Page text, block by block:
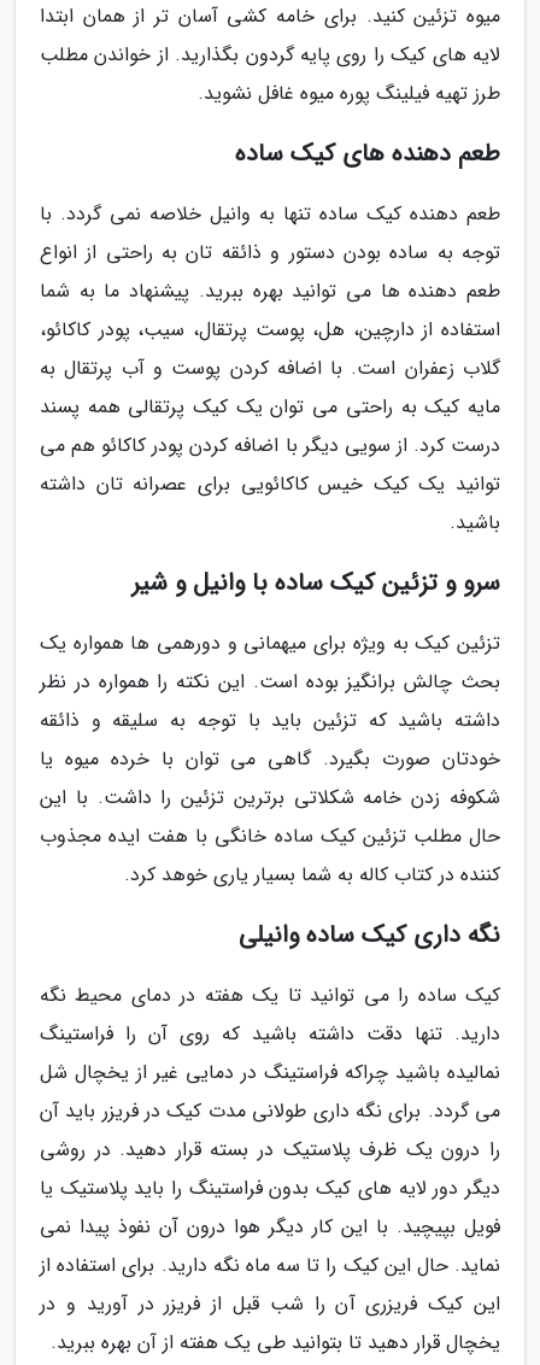
میوه تزئین کنید. برای خامه کشی آسان تر از همان ابتدا
لایه های کیک را روی پایه گردون بگذارید. از خواندن مطلب
طرز تهیه فیلینگ پوره میوه غافل نشوید.
طعم دهنده های کیک ساده
طعم دهنده کیک ساده تنها به وانیل خلاصه نمی گردد. با
توجه به ساده بودن دستور و ذائقه تان به راحتی از انواع
طعم دهنده ها می توانید بهره ببرید. پیشنهاد ما به شما
استفاده از دارچین، هل، پوست پرتقال، سیب، پودر کاکائو،
گلاب زعفران است. با اضافه کردن پوست و آب پرتقال به
مایه کیک به راحتی می توان یک کیک پرتقالی همه پسند
درست کرد. از سویی دیگر با اضافه کردن پودر کاکائو هم می
توانید یک کیک خیس کاکائویی برای عصرانه تان داشته
باشید.
سرو و تزئین کیک ساده با وانیل و شیر
تزئین کیک به ویژه برای میهمانی و دورهمی ها همواره یک
بحث چالش برانگیز بوده است. این نکته را همواره در نظر
داشته باشید که تزئین باید با توجه به سلیقه و ذائقه
خودتان صورت بگیرد. گاهی می توان با خرده میوه یا
شکوفه زدن خامه شکلاتی برترین تزئین را داشت. با این
حال مطلب تزئین کیک ساده خانگی با هفت ایده مجذوب
کننده در کتاب کاله به شما بسیار یاری خوهد کرد.
نگه داری کیک ساده وانیلی
کیک ساده را می توانید تا یک هفته در دمای محیط نگه
دارید. تنها دقت داشته باشید که روی آن را فراستینگ
نمالیده باشید چراکه فراستینگ در دمایی غیر از یخچال شل
می گردد. برای نگه داری طولانی مدت کیک در فریزر باید آن
را درون یک ظرف پلاستیک در بسته قرار دهید. در روشی
دیگر دور لایه های کیک بدون فراستینگ را باید پلاستیک یا
فویل بپیچید. با این کار دیگر هوا درون آن نفوذ پیدا نمی
نماید. حال این کیک را تا سه ماه نگه دارید. برای استفاده از
این کیک فریزری آن را شب قبل از فریزر در آورید و در
یخچال قرار دهید تا بتوانید طی یک هفته از آن بهره ببرید.